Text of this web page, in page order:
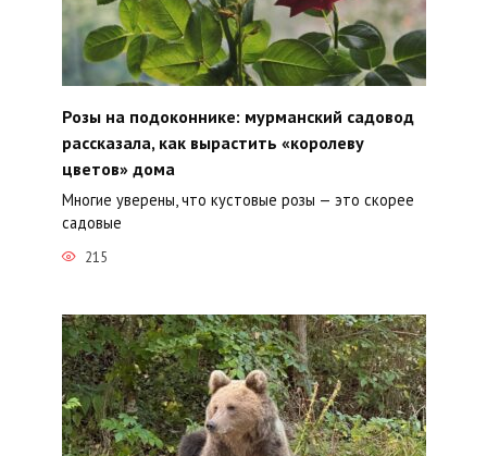
Розы на подоконнике: мурманский садовод
рассказала, как вырастить «королеву
цветов» дома
Многие уверены, что кустовые розы — это скорее
садовые
215